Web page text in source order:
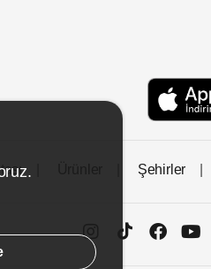
Şehirler